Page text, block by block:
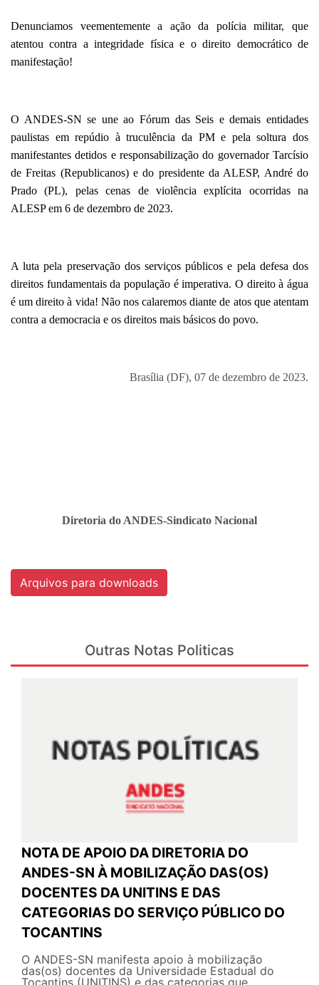
Denunciamos veementemente a ação da polícia militar, que
atentou contra a integridade física e o direito democrático de
manifestação!
O ANDES-SN se une ao Fórum das Seis e demais entidades
paulistas em repúdio à truculência da PM e pela soltura dos
manifestantes detidos e responsabilização do governador Tarcísio
de Freitas (Republicanos) e do presidente da ALESP, André do
Prado (PL), pelas cenas de violência explícita ocorridas na
ALESP em 6 de dezembro de 2023.
A luta pela preservação dos serviços públicos e pela defesa dos
direitos fundamentais da população é imperativa. O direito à água
é um direito à vida! Não nos calaremos diante de atos que atentam
contra a democracia e os direitos mais básicos do povo.
Brasília (DF), 07 de dezembro de 2023.
Diretoria do ANDES-Sindicato Nacional
Arquivos para downloads
Outras Notas Politicas
NOTA DE APOIO DA DIRETORIA DO
ANDES-SN À MOBILIZAÇÃO DAS(OS)
DOCENTES DA UNITINS E DAS
CATEGORIAS DO SERVIÇO PÚBLICO DO
TOCANTINS
O ANDES-SN manifesta apoio à mobilização
das(os) docentes da Universidade Estadual do
Tocantins (UNITINS) e das categorias que